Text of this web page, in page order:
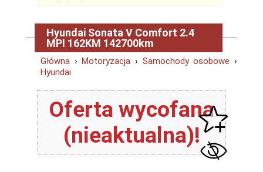
Hyundai Sonata V Comfort 2.4
MPI 162KM 142700km
Główna ›Motoryzacja › Samochody osobowe ›
Hyundai
Oferta wycofana
(nieaktualna)!